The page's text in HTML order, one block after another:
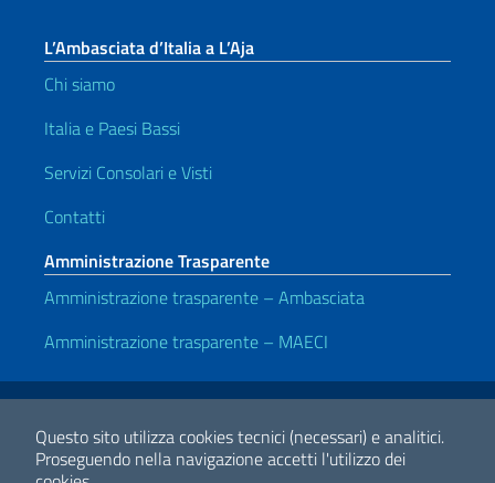
Questo sito utilizza cookies tecnici (necessari) e analitici.
Proseguendo nella navigazione accetti l'utilizzo dei
L’Ambasciata d’Italia a L’Aja
Chi siamo
Italia e Paesi Bassi
Servizi Consolari e Visti
Contatti
Amministrazione Trasparente
Amministrazione trasparente – Ambasciata
Amministrazione trasparente – MAECI
Link Utili